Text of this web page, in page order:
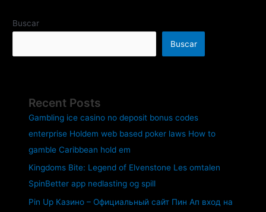
Buscar
Buscar
Recent Posts
Gambling ice casino no deposit bonus codes
enterprise Holdem web based poker laws How to
gamble Caribbean hold em
Kingdoms Bite: Legend of Elvenstone Les omtalen
SpinBetter app nedlasting og spill
Pin Up Казино – Официальный сайт Пин Ап вход на